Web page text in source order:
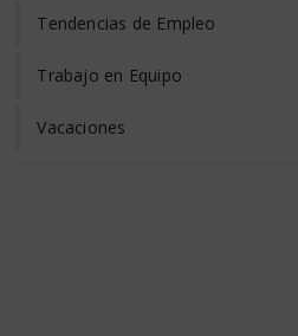
Tendencias de Empleo
Trabajo en Equipo
Vacaciones